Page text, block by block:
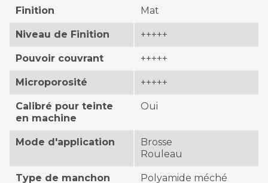
Finition Mat
Niveau de Finition +++++
Pouvoir couvrant +++++
Microporosité +++++
Calibré pour teinte
en machine
Oui
Mode d'application
Brosse
Rouleau
Type de manchon
Polyamide méché